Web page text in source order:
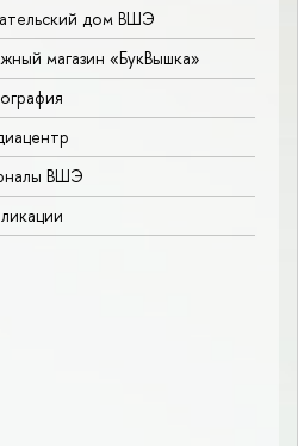
дом ВШЭ
магазин «БукВышка»
ВШЭ